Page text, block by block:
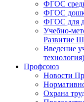
ФГОС
ФГОС
ФГОС для
Учебно-
Развитие
Введение
технология)
Профсоюз
Новости
Охрана